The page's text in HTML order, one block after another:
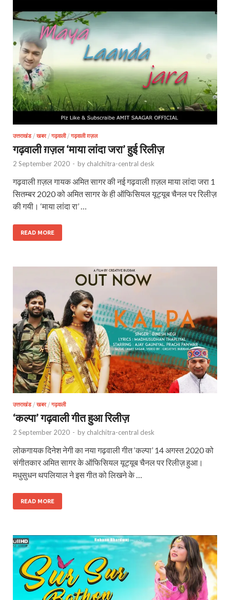
उत्तराखंड/ खबर/ गढ़वाली/ गढ़वाली ग़ज़ल
गढ़वाली ग़ज़ल ‘माया लांदा जरा’ हुई रिलीज़
2 September 2020 - by chalchitra-central desk
गढ़वाली ग़ज़ल गायक अमित सागर की नई गढ़वाली ग़ज़ल माया लांदा जरा 1
सितम्बर 2020 को अमित सागर के ही ऑफिसियल यूट्यूब चैनल पर रिलीज़
की गयी। ‘माया लांदा रा’ …
READ MORE
उत्तराखंड/ खबर/ गढ़वाली
‘कल्पा’ गढ़वाली गीत हुआ रिलीज़
2 September 2020 - by chalchitra-central desk
लोकगायक दिनेश नेगी का नया गढ़वाली गीत ‘कल्पा’ 14 अगस्त 2020 को
संगीतकार अमित सागर के ऑफिसियल यूट्यूब चैनल पर रिलीज़ हुआ।
मधुसुधन थपलियाल ने इस गीत को लिखने के …
READ MORE